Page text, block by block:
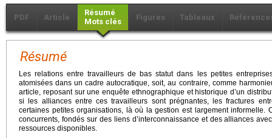
PDF Article
Résumé
Mots clés
Figures Tableaux
Résumé
Les relations entre travailleurs de bas statut dans les petites
atomisées dans un cadre autocratique, soit, au contraire, comme
article, reposant sur une enquête ethnographique et historique d’un
si les alliances entre ces travailleurs sont prégnantes, les fractures
certaines petites organisations, là où la gestion est largement informelle.
concurrents, fondés sur des liens d’interconnaissance et des alliances
ressources disponibles.